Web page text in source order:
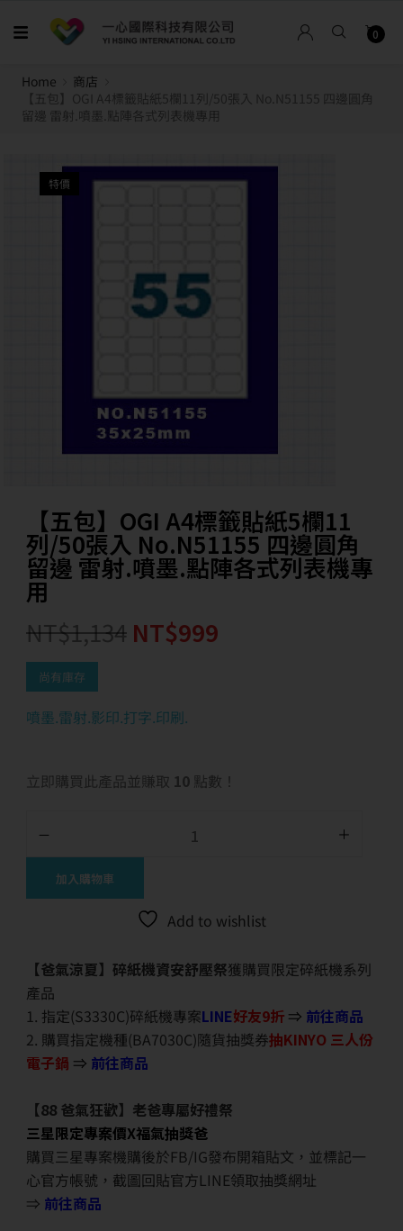
0
Home
商店
【五包】OGI A4標籤貼紙5欄11列/50張入 No.N51155 四邊圓角
留邊 雷射.噴墨.點陣各式列表機專用
特價
【五包】OGI A4標籤貼紙5欄11
列/50張入 No.N51155 四邊圓角
留邊 雷射.噴墨.點陣各式列表機專
用
NT$1,134 NT$999
尚有庫存
噴墨.雷射.影印.打字.印刷.
立即購買此產品並賺取 10 點數！
加入購物車
Add to wishlist
【爸氣涼夏】碎紙機資安舒壓祭獲購買限定碎紙機系列
產品
1. 指定(S3330C)碎紙機專案LINE好友9折 ⇒ 前往商品
2. 購買指定機種(BA7030C)隨貨抽獎券抽KINYO 三人份
電子鍋 ⇒ 前往商品
【88 爸氣狂歡】老爸專屬好禮祭
三星限定專案價X福氣抽獎爸
購買三星專案機購後於FB/IG發布開箱貼文，並標記一
心官方帳號，截圖回貼官方LINE領取抽獎網址
⇒ 前往商品